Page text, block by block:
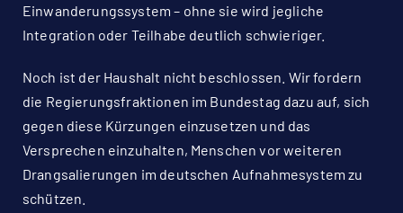
Einwanderungssystem – ohne sie wird jegliche
Integration oder Teilhabe deutlich schwieriger.
Noch ist der Haushalt nicht beschlossen. Wir fordern
die Regierungsfraktionen im Bundestag dazu auf, sich
gegen diese Kürzungen einzusetzen und das
Versprechen einzuhalten, Menschen vor weiteren
Drangsalierungen im deutschen Aufnahmesystem zu
schützen.